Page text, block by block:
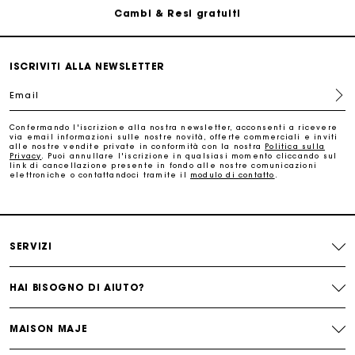
Cambi & Resi gratuiti
La carta regalo Maje: il modo migliore per fare il regalo
perfetto
Consegna a domicilio offerta entro 2-3 giorni
ISCRIVITI ALLA NEWSLETTER
Email
Confermando l'iscrizione alla nostra newsletter, acconsenti a ricevere
via email informazioni sulle nostre novità, offerte commerciali e inviti
alle nostre vendite private in conformità con la nostra Politica sulla
Privacy
. Puoi annullare l'iscrizione in qualsiasi momento cliccando sul
link di cancellazione presente in fondo alle nostre comunicazioni
elettroniche o contattandoci tramite il modulo di contatto
SERVIZI
HAI BISOGNO DI AIUTO?
MAISON MAJE